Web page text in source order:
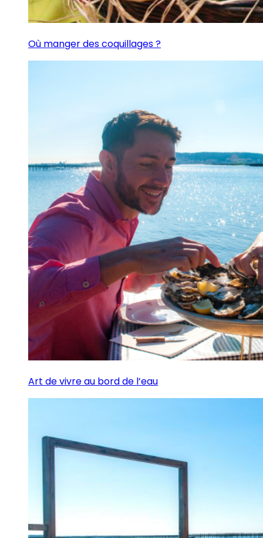
Où manger des coquillages ?
Art de vivre au bord de l’eau